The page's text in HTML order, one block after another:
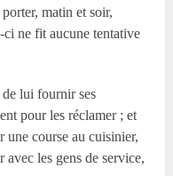
matin et soir,
ne fit aucune tentative
lui fournir ses
pour les réclamer ; et
une course au cuisinier,
avec les gens de service,